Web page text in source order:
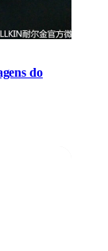
do